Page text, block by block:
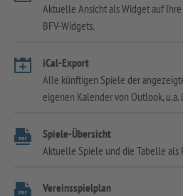
Aktuelle Ansicht als Widget auf
BFV-Widgets.
iCal-Export
Alle künftigen Spiele der
eigenen Kalender von Outlook, u.a.
Spiele-Übersicht
Aktuelle Spiele und die Tabelle als
Vereinsspielplan